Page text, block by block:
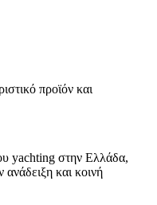
προϊόν και
yachting στην Ελλάδα,
και κοινή